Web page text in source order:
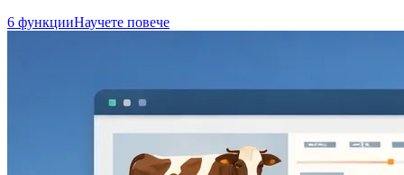
6 функцииНаучете повече